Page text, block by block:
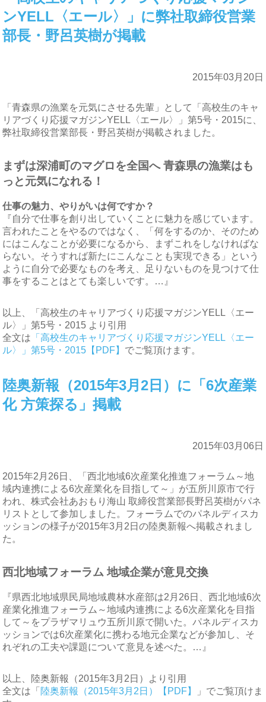
ンYELL〈エール〉」に弊社取締役営業
部長・野呂英樹が掲載
2015年03月20日
「青森県の漁業を元気にさせる先輩」として「高校生のキャ
リアづくり応援マガジンYELL〈エール〉」第5号・2015に、
弊社取締役営業部長・野呂英樹が掲載されました。
まずは深浦町のマグロを全国へ 青森県の漁業はも
っと元気になれる！
仕事の魅力、やりがいは何ですか？
『自分で仕事を創り出していくことに魅力を感じています。
言われたことをやるのではなく、「何をするのか、そのため
にはこんなことが必要になるから、まずこれをしなければな
らない。そうすれば新たにこんなことも実現できる」という
ように自分で必要なものを考え、足りないものを見つけて仕
事をすることはとても楽しいです。…』
以上、「高校生のキャリアづくり応援マガジンYELL〈エー
ル〉」第5号・2015 より引用
全文は 「高校生のキャリアづくり応援マガジンYELL〈エー
ル〉」第5号・2015【PDF】 でご覧頂けます。
陸奥新報（2015年3月2日）に「6次産業
化 方策探る」掲載
2015年03月06日
2015年2月26日、「西北地域6次産業化推進フォーラム～地
域内連携による6次産業化を目指して～」が五所川原市で行
われ、株式会社あおもり海山 取締役営業部長野呂英樹がパネ
リストとして参加しました。フォーラムでのパネルディスカ
ッションの様子が2015年3月2日の陸奥新報へ掲載されまし
た。
西北地域フォーラム 地域企業が意見交換
『県西北地域県民局地域農林水産部は2月26日、西北地域6次
産業化推進フォーラム～地域内連携による6次産業化を目指
して～をプラザマリュウ五所川原で開いた。パネルディスカ
ッションでは6次産業化に携わる地元企業などが参加し、そ
れぞれの工夫や課題について意見を述べた。…』
以上、陸奥新報（2015年3月2日）より引用
全文は「 陸奥新報（2015年3月2日）【PDF】
」でご覧頂けま